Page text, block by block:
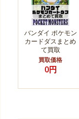
バンダイ ポケモン
カードダスまとめ
て買取
買取価格
0円